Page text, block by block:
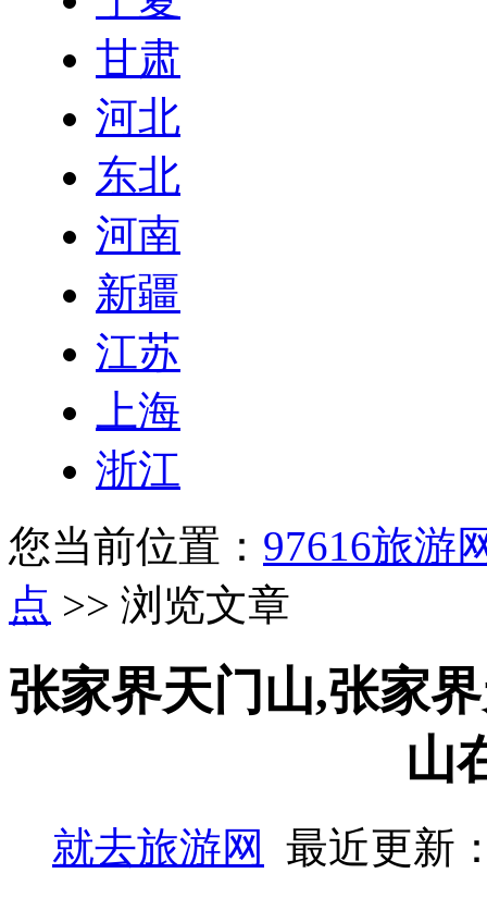
甘肃
河北
东北
河南
新疆
江苏
上海
浙江
您当前位置： 97616旅游
点 >> 浏览文章
张家界天门山,张家
山
就去旅游网
最近更新